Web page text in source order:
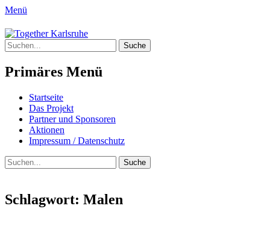
Menü
Together Karlsruhe
Integration von jungen Menschen mit
Fluchterfahrung und
Migrationshintergrund
Suche
nach:
Primäres Menü
Springe
zum
Inhalt
Startseite
Das Projekt
Partner und Sponsoren
Aktionen
Impressum / Datenschutz
Suchen
Suche
nach:
Schlagwort: Malen